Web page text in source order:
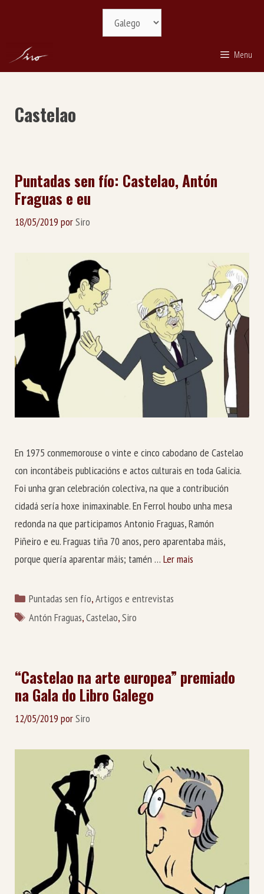
Menu
Castelao
Puntadas sen fío: Castelao, Antón
Fraguas e eu
18/05/2019 porSiro
En 1975 conmemorouse o vinte e cinco cabodano de Castelao
con incontábeis publicacións e actos culturais en toda Galicia.
Foi unha gran celebración colectiva, na que a contribución
cidadá sería hoxe inimaxinable. En Ferrol houbo unha mesa
redonda na que participamos Antonio Fraguas, Ramón
Piñeiro e eu. Fraguas tiña 70 anos, pero aparentaba máis,
porque quería aparentar máis; tamén … Ler mais
Categorías
Puntadas sen fío,Artigos e entrevistas
Etiquetas
Antón Fraguas,Castelao,Siro
“Castelao na arte europea” premiado
na Gala do Libro Galego
12/05/2019 porSiro